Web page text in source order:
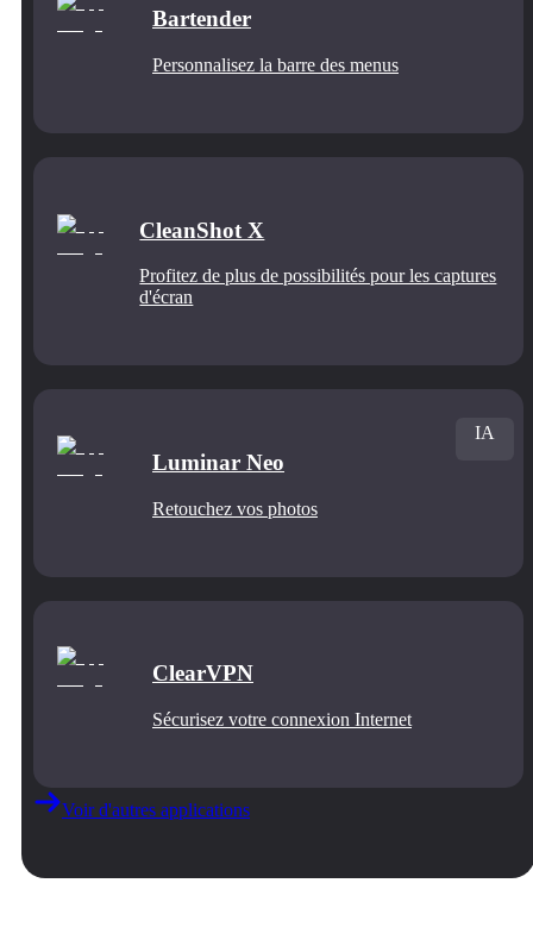
Bartender
Personnalisez la barre des menus
CleanShot X
Profitez de plus de possibilités pour les captures
d'écran
Luminar Neo
Retouchez vos photos
IA
ClearVPN
Sécurisez votre connexion Internet
Voir d'autres applications